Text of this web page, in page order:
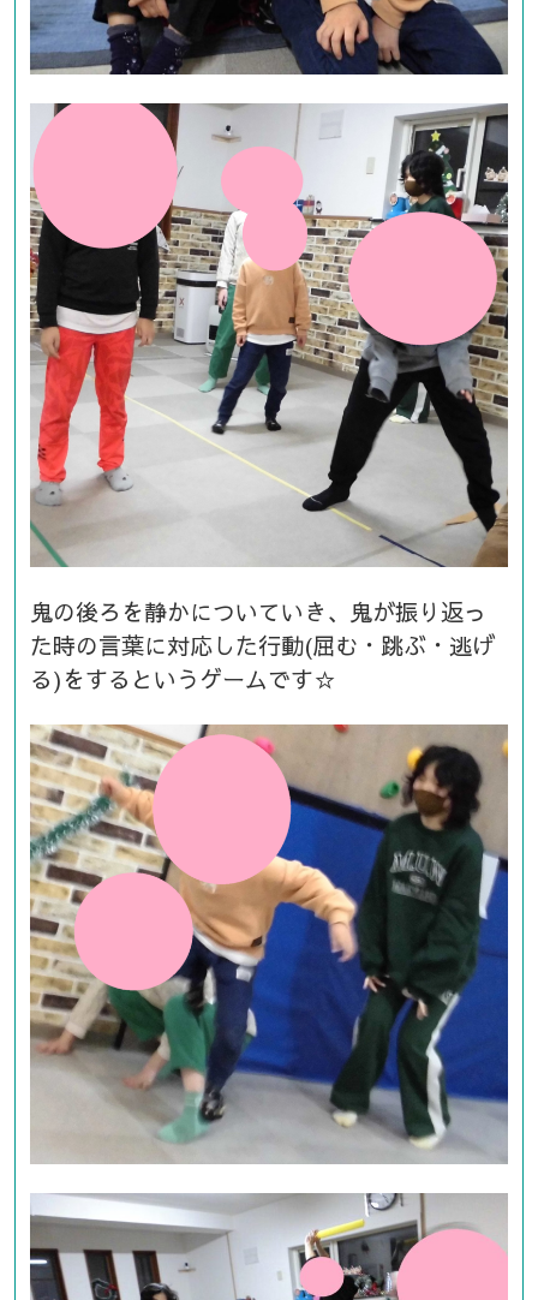
鬼の後ろを静かについていき、鬼が振り返っ
た時の言葉に対応した行動(屈む・跳ぶ・逃げ
る)をするというゲームです☆